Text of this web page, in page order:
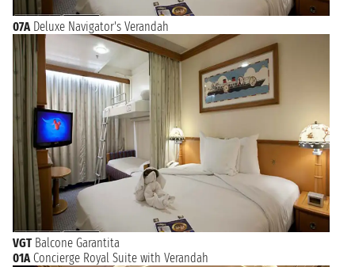
07A Deluxe Navigator's Verandah
VGT Balcone Garantita
01A Concierge Royal Suite with Verandah